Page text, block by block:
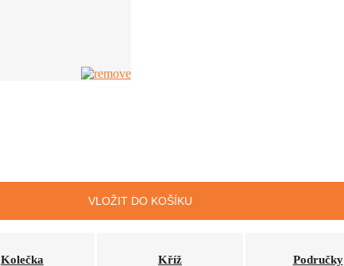
VLOŽIT DO KOŠÍKU
Kolečka Kříž Područky